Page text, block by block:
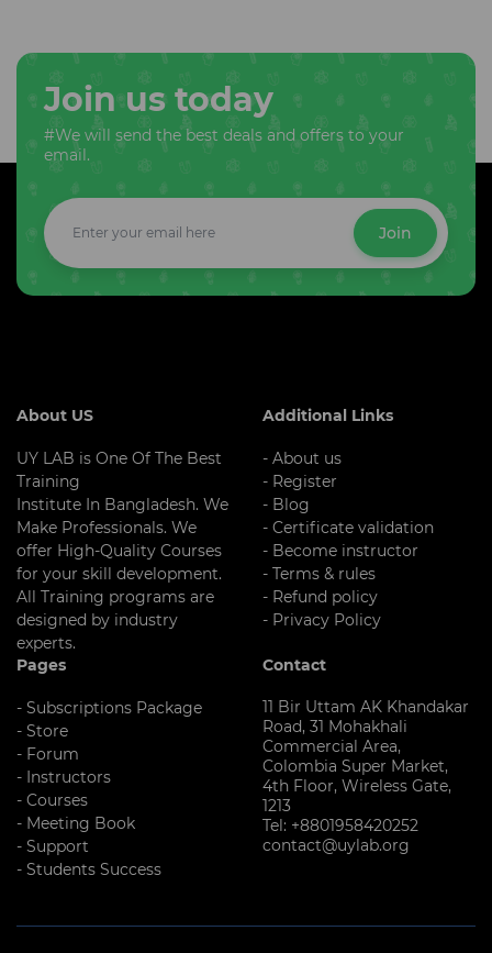
Join us today
#We will send the best deals and offers to your
email.
Join
About US
UY LAB is One Of The Best
Training
Institute In Bangladesh. We
Make Professionals. We
offer High-Quality Courses
for your skill development.
All Training programs are
designed by industry
experts.
Additional Links
- About us
- Register
- Blog
- Certificate validation
- Become instructor
- Terms & rules
- Refund policy
- Privacy Policy
Pages
- Subscriptions Package
- Store
- Forum
- Instructors
- Courses
- Meeting Book
- Support
- Students Success
Contact
11 Bir Uttam AK Khandakar
Road, 31 Mohakhali
Commercial Area,
Colombia Super Market,
4th Floor, Wireless Gate,
1213
Tel: +8801958420252
contact@uylab.org